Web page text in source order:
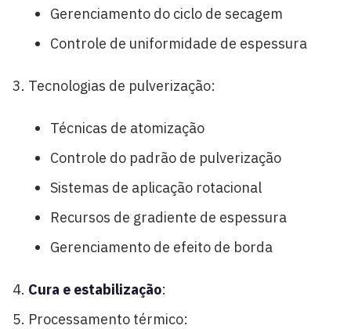
Gerenciamento do ciclo de secagem
Controle de uniformidade de espessura
Tecnologias de pulverização:
Técnicas de atomização
Controle do padrão de pulverização
Sistemas de aplicação rotacional
Recursos de gradiente de espessura
Gerenciamento de efeito de borda
Cura e estabilização:
Processamento térmico: